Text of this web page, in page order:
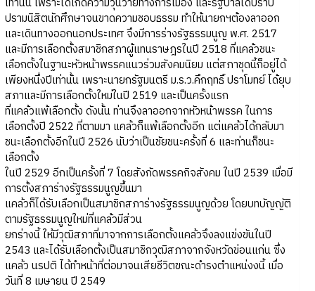
ปรามนิสิตนักศึกษาจนขาดความชอบธรรม ทำให้นายกฯต้องลาออก
และเดินทางออกนอกประเทศ จึงมีการร่างรัฐธรรมนูญ พ.ศ. 2517
และมีการเลือกตั้งสมาชิกสภาผู้แทนราษฎรในปี 2518 ที่แคล้วชนะ
เลือกตั้งในฐานะหัวหน้าพรรคแนวร่วมสังคมนิยม แต่สภาชุดนี้ก็อยู่ได้
เพียงหนึ่งปีเท่านั้น เพราะนายกรัฐมนตรี ม.ร.ว.คึกฤทธิ์ ปราโมทย์ ได้ยุบ
สภาและมีการเลือกตั้งใหม่ในปี 2519 และเป็นครั้งแรก
ที่แคล้วแพ้เลือกตั้ง ดังนั้น ท่านจึงลาออกจากหัวหน้าพรรค ในการ
เลือกตั้งปี 2522 ที่ตามมา แคล้วก็แพ้เลือกตั้งอีก แต่แคล้วได้กลับมา
ชนะเลือกตั้งอีกในปี 2526 นับว่าเป็นชัยชนะครั้งที่ 6 และท่านก็ชนะ
เลือกตั้ง
ในปี 2529 อีกเป็นครั้งที่ 7 โดยสังกัดพรรคกิจสังคม ในปี 2539 เมื่อมี
การตั้งสภาร่างรัฐธรรมนูญขึ้นมา
แคล้วก็ได้รับเลือกเป็นสมาชิกสภาร่างรัฐธรรมนูญด้วย โดยบทบัญญัติ
ตามรัฐธรรมนูญใหม่ที่แคล้วมีส่วน
ยกร่างนี้ ให้มีวุฒิสภาที่มาจากการเลือกตั้งแคล้วจึงลงแข่งขันในปี
2543 และได้รับเลือกตั้งเป็นสมาชิกวุฒิสภาจากจังหวัดข่อนแก่น ซึ่ง
แคล้ว นรปติ ได้ทำหน้าที่ต่อมาจนเสียชีวิตขณะดำรงตำแหน่งงนี้ เมื่อ
วันที่ 8 เมษายน ปี 2549